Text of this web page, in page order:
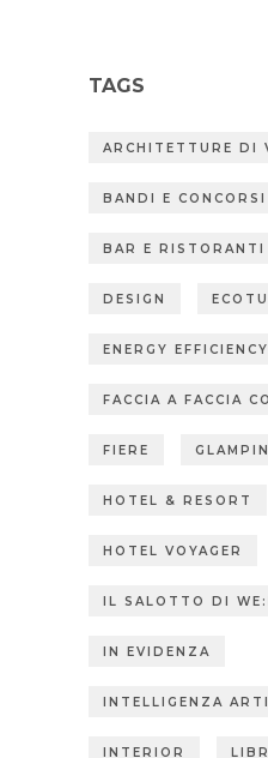
TAGS
ARCHITETTURE DI
BANDI E CONCORSI
BAR E RISTORANTI
DESIGN
ENERGY EFFICIENCY
FACCIA A FACCIA
FIERE
HOTEL & RESORT
HOTEL VOYAGER
IL SALOTTO DI
IN EVIDENZA
INTELLIGENZA
INTERIOR LIBRI